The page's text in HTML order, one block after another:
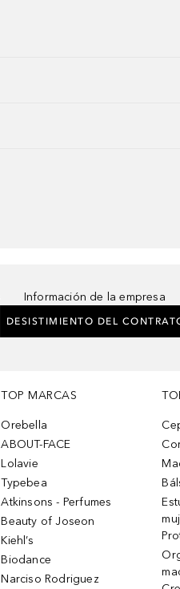
Información de la empresa
DESISTIMIENTO DEL
TOP MARCAS
Orebella
ABOUT-FACE
Lolavie
Typebea
Atkinsons - Perfumes
Beauty of Joseon
Kiehl’s
Biodance
Narciso Rodriguez